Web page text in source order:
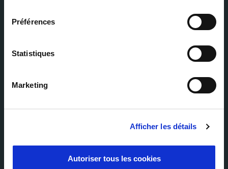
Préférences
Statistiques
Marketing
Afficher les détails
Autoriser tous les cookies